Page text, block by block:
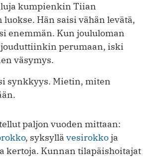
kumpienkin Tiian
Hän saisi vähän levätä,
enemmän. Kun joululoman
perumaan, iski
väsymys.
synkkyys. Mietin, miten
paljon vuoden mittaan:
, syksyllä vesirokkoja
kertoja. Kunnan tilapäishoitajat